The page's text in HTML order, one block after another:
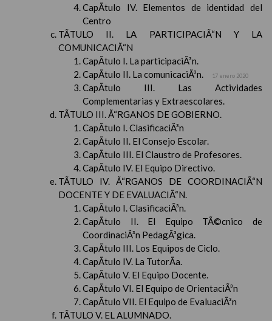
CapÃ­tulo IV. Elementos de identidad del
Centro
TÃTULO II. LA PARTICIPACIÃ“N Y LA
COMUNICACIÃ“N
CapÃ­tulo I. La participaciÃ³n.
CapÃ­tulo II. La comunicaciÃ³n.
17 enero 2020
CapÃ­tulo III. Las Actividades
Complementarias y Extraescolares.
TÃTULO III. Ã“RGANOS DE GOBIERNO.
CapÃ­tulo I. ClasificaciÃ³n
CapÃ­tulo II. El Consejo Escolar.
CapÃ­tulo III. El Claustro de Profesores.
CapÃ­tulo IV. El Equipo Directivo.
TÃTULO IV. Ã“RGANOS DE COORDINACIÃ“N
DOCENTE Y DE EVALUACIÃ“N.
CapÃ­tulo I. ClasificaciÃ³n.
CapÃ­tulo II. El Equipo TÃ©cnico de
CoordinaciÃ³n PedagÃ³gica.
CapÃ­tulo III. Los Equipos de Ciclo.
CapÃ­tulo IV. La TutorÃ­a.
CapÃ­tulo V. El Equipo Docente.
CapÃ­tulo VI. El Equipo de OrientaciÃ³n
CapÃ­tulo VII. El Equipo de EvaluaciÃ³n
TÃTULO V. EL ALUMNADO.